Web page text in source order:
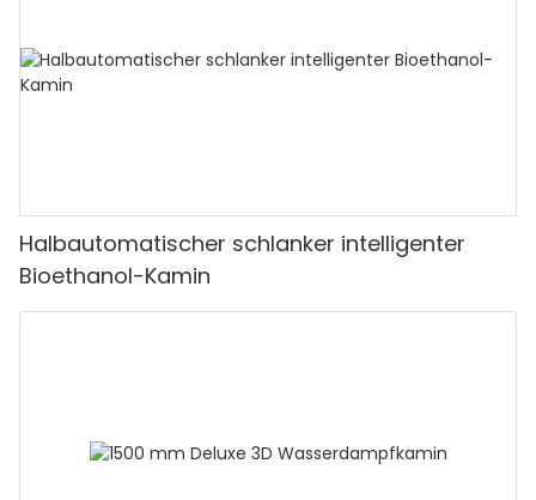
Halbautomatischer schlanker intelligenter
Bioethanol-Kamin